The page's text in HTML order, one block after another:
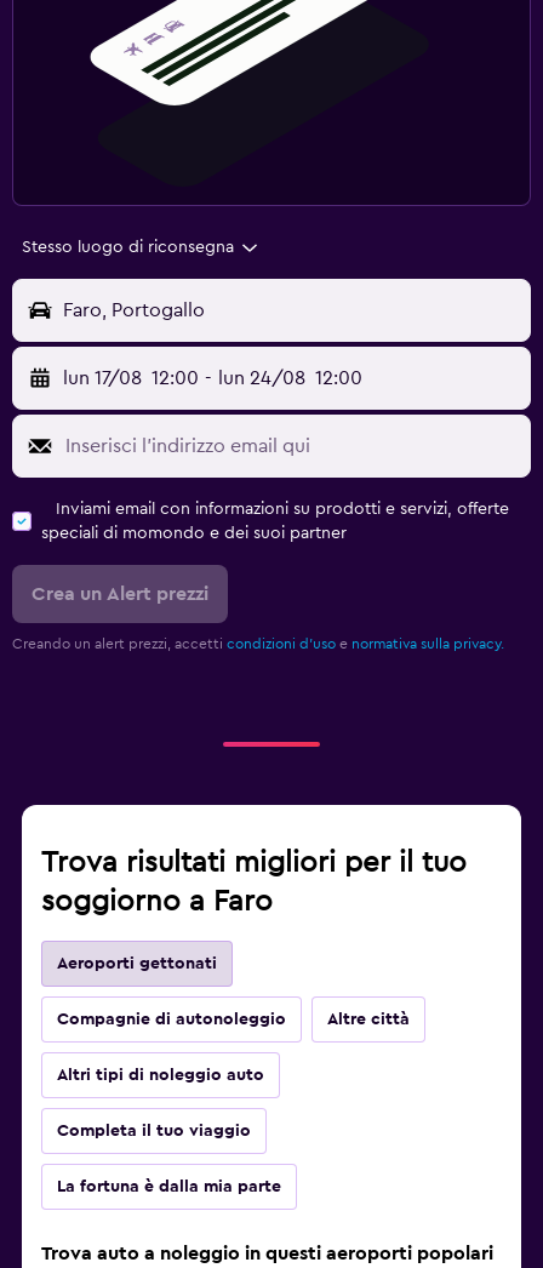
Stesso luogo di riconsegna
Faro, Portogallo
lun 17/08 12:00 - lun 24/08 12:00
Inviami email con informazioni su prodotti e servizi, offerte
speciali di momondo e dei suoi partner
Crea un Alert prezzi
Creando un alert prezzi, accetti condizioni d'uso e normativa sulla privacy.
Trova risultati migliori per il tuo
soggiorno a Faro
Aeroporti gettonati
Compagnie di autonoleggio Altre città
Altri tipi di noleggio auto
Completa il tuo viaggio
La fortuna è dalla mia parte
Trova auto a noleggio in questi aeroporti popolari